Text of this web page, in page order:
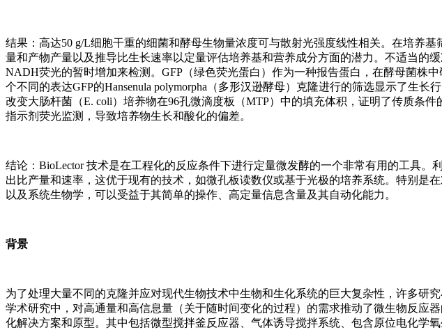
结果：高达50 g/L细胞干重的细菌和酵母生物量浓度可与散射光强度线性相关。在培养
量和产物产量以及推导比生长速率以定量评估培养基和营养成分方面的潜力。不适当的
NADH荧光的暂时增加来检测。GFP（绿色荧光蛋白）作为一种报告蛋白，在酵母菌株
个不同的表达GFP的Hansenula polymorpha（多形汉逊酵母）克隆进行的筛选显示了生长
改变大肠杆菌（E. coli）培养物在96孔微滴度板（MTP）中的填充体积，证明了传质条
指示剂荧光监测，导致培养物生长和酸化的偏差。
结论：BioLector 技术是在工程化的反应条件下进行定量微发酵的一个非常有用的工具。
出比产量和速率，这优于现有的技术，如微孔板读数仪或基于光极的培养系统。特别是
以及系统生物学，可以受益于其简单的操作、高定量信息含量及其自动化能力。
背景
为了处理大量不同的克隆并应对现代生物技术中生物和生化系统的巨大复杂性，许多研
学术研究中，对高通量和高信息量（关于随时间变化的过程）的需求推动了微生物反应
化解决方案和原型。其中包括微型搅拌釜反应器、气体诱导搅拌系统、包含原位电化学